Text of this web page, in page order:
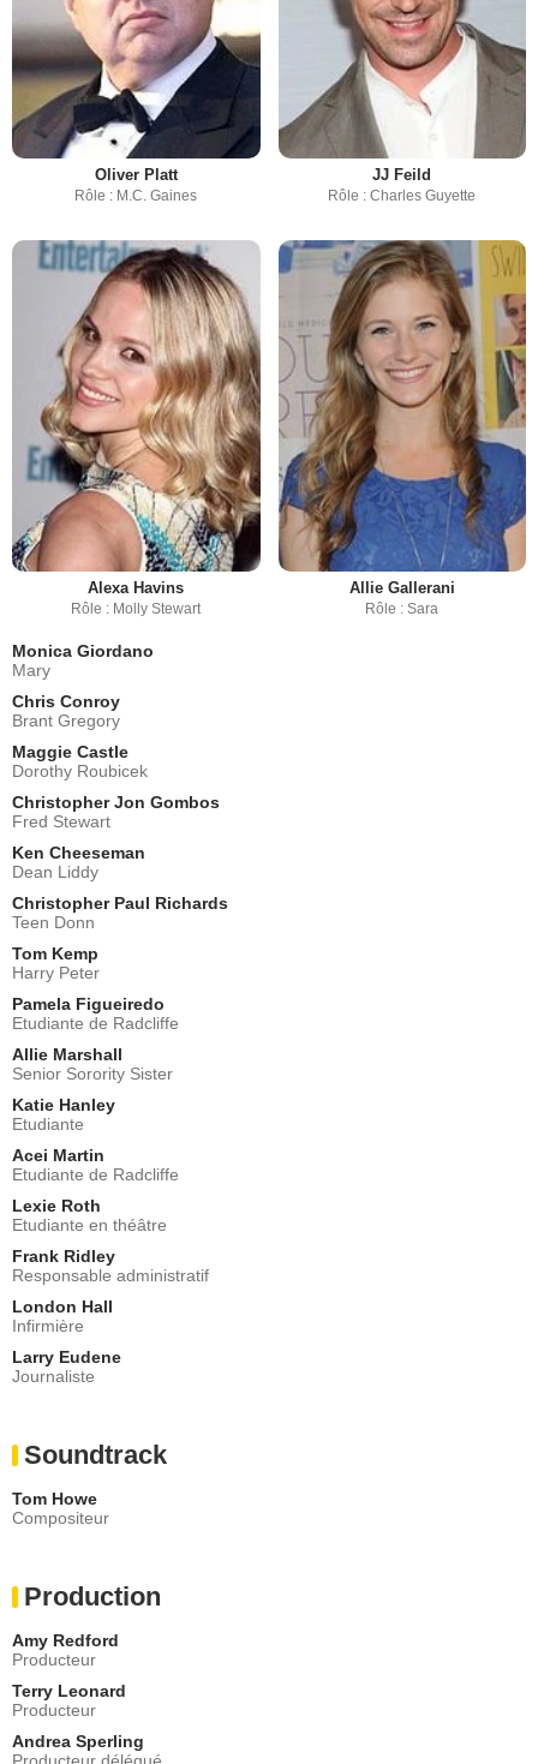
Oliver Platt
Rôle : M.C. Gaines
JJ Feild
Rôle : Charles Guyette
Alexa Havins
Rôle : Molly Stewart
Allie Gallerani
Rôle : Sara
Monica Giordano
Mary
Chris Conroy
Brant Gregory
Maggie Castle
Dorothy Roubicek
Christopher Jon Gombos
Fred Stewart
Ken Cheeseman
Dean Liddy
Christopher Paul Richards
Teen Donn
Tom Kemp
Harry Peter
Pamela Figueiredo
Etudiante de Radcliffe
Allie Marshall
Senior Sorority Sister
Katie Hanley
Etudiante
Acei Martin
Etudiante de Radcliffe
Lexie Roth
Etudiante en théâtre
Frank Ridley
Responsable administratif
London Hall
Infirmière
Larry Eudene
Journaliste
Soundtrack
Tom Howe
Compositeur
Production
Amy Redford
Producteur
Terry Leonard
Producteur
Andrea Sperling
Producteur délégué